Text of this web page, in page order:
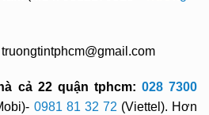
truongtintphcm@gmail.com
cả 22 quận tphcm: 028 7300
0981 81 32 72 (Viettel). Hơn